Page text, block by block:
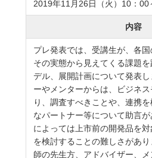
2019年11月26日（火）10：00
内容
プレ発表では、受講生が、各国
その実態から見えてくる課題
デル、展開計画について発表
ーやメンターからは、ビジネ
り、調査すべきことや、連携
なパートナー等について助言
によっては上市前の開発品を
を検討することの難しさがあ
師の先生方、アドバイザー、